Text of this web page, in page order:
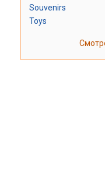
Souvenirs
Toys